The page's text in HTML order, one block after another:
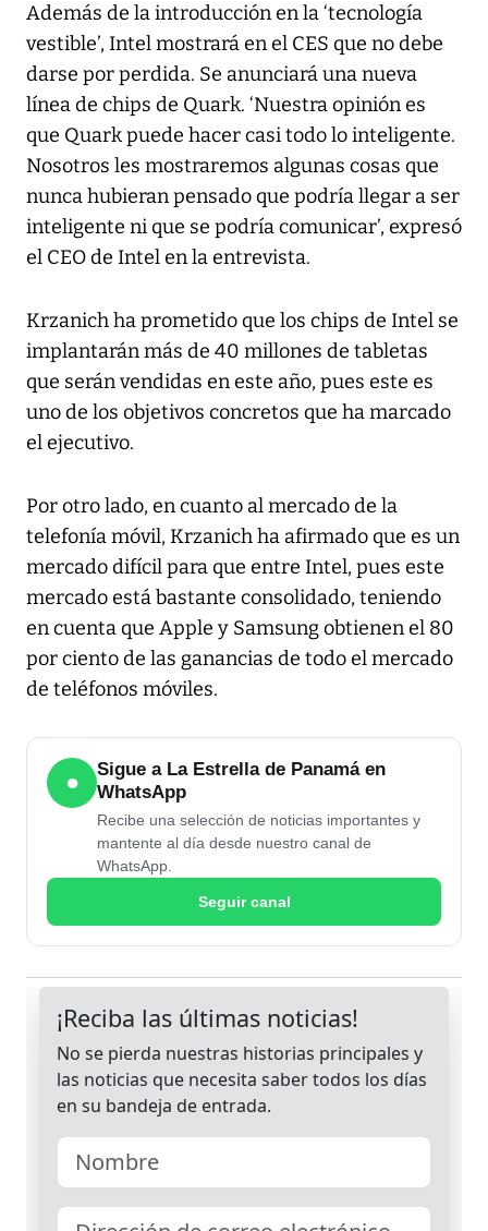
Además de la introducción en la ‘tecnología
vestible’, Intel mostrará en el CES que no debe
darse por perdida. Se anunciará una nueva
línea de chips de Quark. ‘Nuestra opinión es
que Quark puede hacer casi todo lo inteligente.
Nosotros les mostraremos algunas cosas que
nunca hubieran pensado que podría llegar a ser
inteligente ni que se podría comunicar’, expresó
el CEO de Intel en la entrevista.
Krzanich ha prometido que los chips de Intel se
implantarán más de 40 millones de tabletas
que serán vendidas en este año, pues este es
uno de los objetivos concretos que ha marcado
el ejecutivo.
Por otro lado, en cuanto al mercado de la
telefonía móvil, Krzanich ha afirmado que es un
mercado difícil para que entre Intel, pues este
mercado está bastante consolidado, teniendo
en cuenta que Apple y Samsung obtienen el 80
por ciento de las ganancias de todo el mercado
de teléfonos móviles.
●
Sigue a La Estrella de Panamá en
WhatsApp
Recibe una selección de noticias importantes y
mantente al día desde nuestro canal de
WhatsApp.
Seguir canal